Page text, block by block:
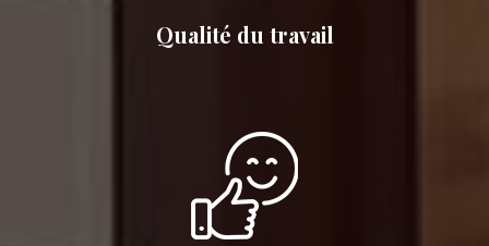
Qualité du travail